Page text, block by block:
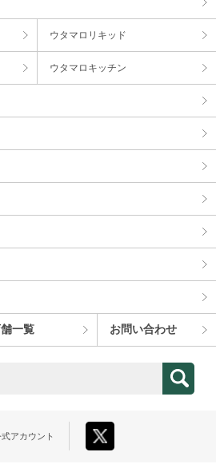
ウタマロリキッド
ウタマロキッチン
⼀覧 お問い合わせ
アカウント